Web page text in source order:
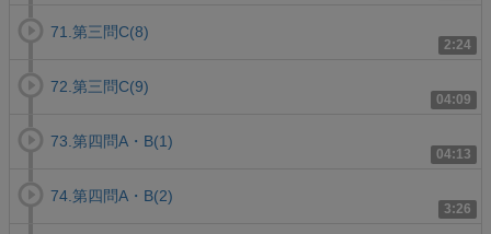
2:24
71.第三問C(8)
04:09
72.第三問C(9)
04:13
73.第四問A・B(1)
3:26
74.第四問A・B(2)